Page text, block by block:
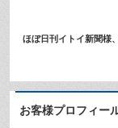
ほぼ日刊イトイ新聞様
お客様プロフィー